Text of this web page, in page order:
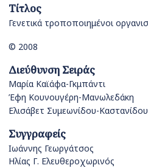
Τίτλος
Γενετικά τροποποιημένοι
© 2008
Διεύθυνση Σειράς
Μαρία Καϊάφα-Γκμπάντι
Έφη Κουνουγέρη-Μανωλεδάκη
Ελισάβετ Συμεωνίδου-Καστανίδου
Συγγραφείς
Ιωάννης Γεωργάτσος
Ηλίας Γ. Ελευθεροχωρινός